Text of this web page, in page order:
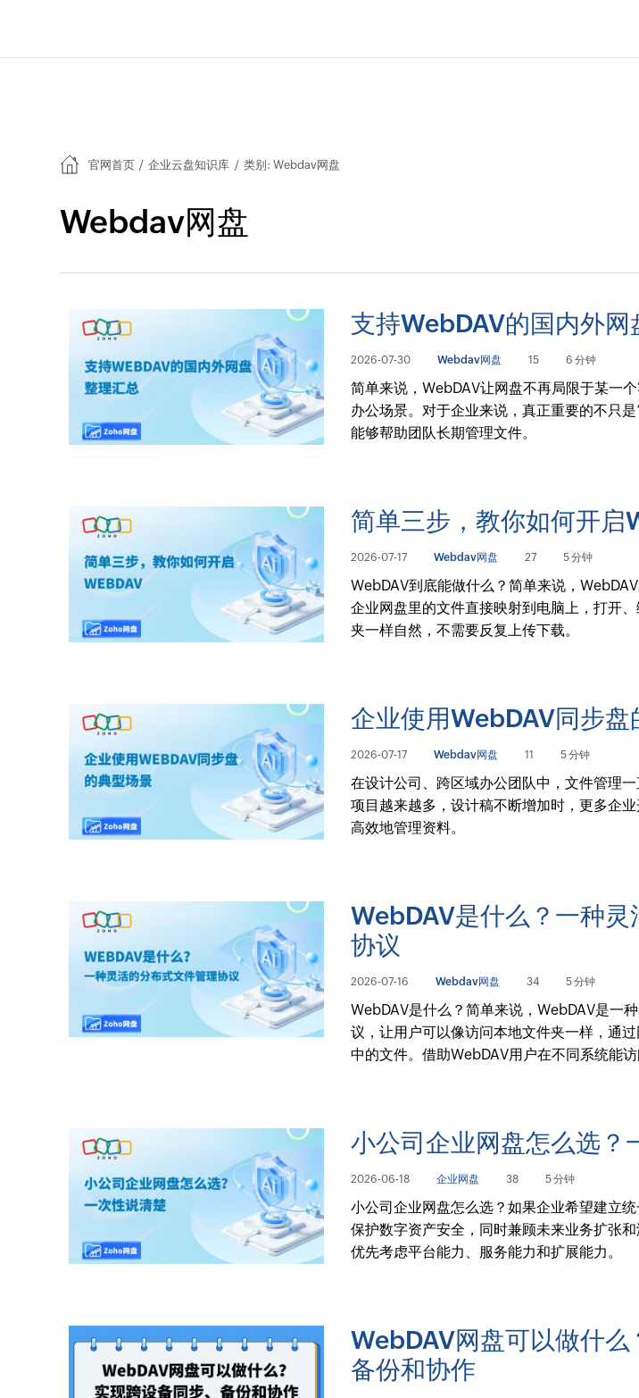
官网首页 / 企业云盘知识库 / 类别: Webdav网盘
Webdav网盘
支持WebDAV的国内外网
2026-07-30 Webdav网盘 15 6 分钟
简单来说，WebDAV让网盘不再局限于某一
办公场景。对于企业来说，真正重要的不只
能够帮助团队长期管理文件。
简单三步，教你如何开启
2026-07-17 Webdav网盘 27 5 分钟
WebDAV到底能做什么？简单来说，
企业网盘里的文件直接映射到电脑上，打开
夹一样自然，不需要反复上传下载。
企业使用WebDAV同步盘
2026-07-17 Webdav网盘 11 5 分钟
在设计公司、跨区域办公团队中，文件管理
项目越来越多，设计稿不断增加时，更多企
高效地管理资料。
WebDAV是什么？一种灵
协议
2026-07-16 Webdav网盘 34 5 分钟
WebDAV是什么？简单来说，WebDAV是一
议，让用户可以像访问本地文件夹一样，通
中的文件。借助WebDAV用户在不同系统能访
小公司企业网盘怎么选？
2026-06-18 企业网盘 38 5 分钟
小公司企业网盘怎么选？如果企业希望建立
保护数字资产安全，同时兼顾未来业务扩张
优先考虑平台能力、服务能力和扩展能力。
WebDAV网盘可以做什么
备份和协作